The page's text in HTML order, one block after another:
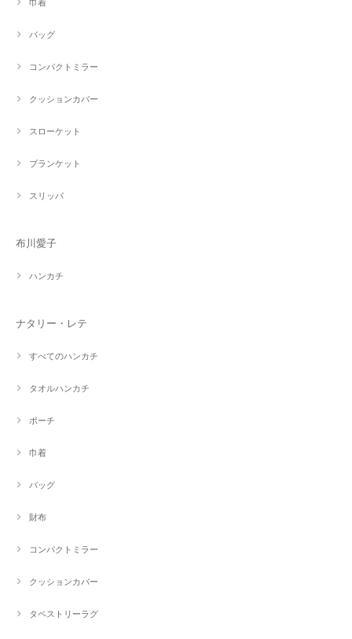
巾着
バッグ
コンパクトミラー
クッションカバー
スローケット
ブランケット
スリッパ
布川愛子
ハンカチ
ナタリー・レテ
すべてのハンカチ
タオルハンカチ
ポーチ
巾着
バッグ
財布
コンパクトミラー
クッションカバー
タペストリーラグ